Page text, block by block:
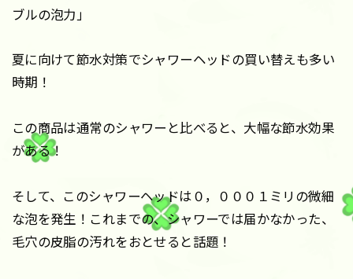
ブルの泡力」
夏に向けて節水対策でシャワーヘッドの買い替えも多い
時期！
この商品は通常のシャワーと比べると、大幅な節水効果
がある！
そして、このシャワーヘッドは０，０００１ミリの微細
な泡を発生！これまでの、シャワーでは届かなかった、
毛穴の皮脂の汚れをおとせると話題！